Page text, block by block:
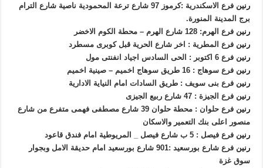
رنين
فرع الاسكندرية :كرموز 97 شارع ترعة المحمودية ناصية شارع الترام
برج المدينة المنورة.
رنينفرع الهرم: 128 شارع الهرم – محطة الكوم الاخضر
رنينفرع المطرية : اخر شارع الحرية قبل كوبرى مسطرد
رنينفرع 6 اكتوبر : الحى السادس اجياد انفنتى مول
رنينفرع سوهاج : 16 طريق سوهاج اخميم – صينية اخميم
رنينفرع بنى سويف : طريق السادات امام النياية الادارية
رنينفرع الجيزة : 47 شارع ربيع الجيزى
رنين
فرع حلوان : محطة حلوان 39 شارع مصطفى فهمى متفرع من شارع
منصور اعلى بنك التعمير والاسكان
رنينفرع فيصل : 5 ب شارع فيصل _ المريوطية امام فندق قاعود
رنين
فرع شارع بورسعيد :901 شارع بورسعيد امام حديقة الامل وبجوار
سوق غزة